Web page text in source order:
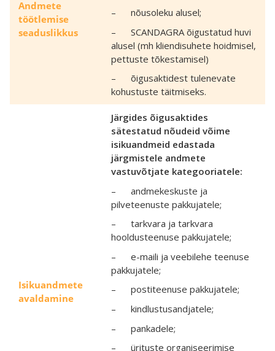
Andmete
töötlemise
seaduslikkus
– nõusoleku alusel;
– SCANDAGRA õigustatud huvi
alusel (mh kliendisuhete hoidmisel,
pettuste tõkestamisel)
– õigusaktidest tulenevate
kohustuste täitmiseks.
Isikuandmete
avaldamine
Järgides õigusaktides
sätestatud nõudeid võime
isikuandmeid edastada
järgmistele andmete
vastuvõtjate kategooriatele:
– andmekeskuste ja
pilveteenuste pakkujatele;
– tarkvara ja tarkvara
hooldusteenuse pakkujatele;
– e-maili ja veebilehe teenuse
pakkujatele;
– postiteenuse pakkujatele;
– kindlustusandjatele;
– pankadele;
– ürituste organiseerimise